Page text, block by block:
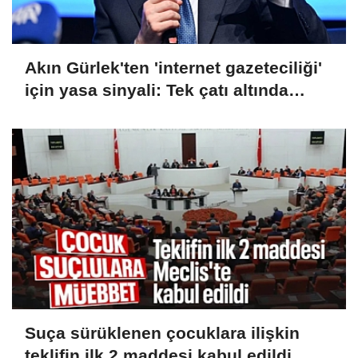
Akın Gürlek'ten 'internet gazeteciliği'
için yasa sinyali: Tek çatı altında
Suça sürüklenen çocuklara ilişkin